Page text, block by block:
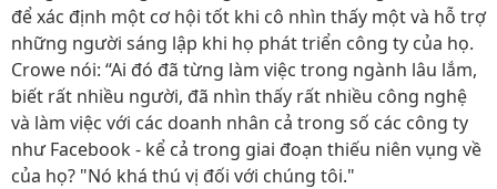
để xác định một cơ hội tốt khi cô nhìn thấy một và hỗ trợ
những người sáng lập khi họ phát triển công ty của họ.
Crowe nói: “Ai đó đã từng làm việc trong ngành lâu lắm,
biết rất nhiều người, đã nhìn thấy rất nhiều công nghệ
và làm việc với các doanh nhân cả trong số các công ty
như Facebook - kể cả trong giai đoạn thiếu niên vụng về
của họ? "Nó khá thú vị đối với chúng tôi."